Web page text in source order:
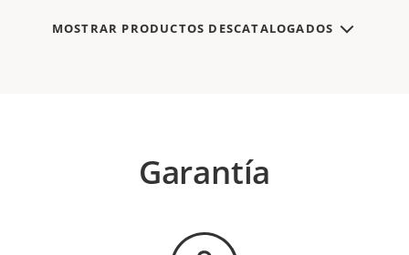
MOSTRAR PRODUCTOS DESCATALOGADOS
Garantía